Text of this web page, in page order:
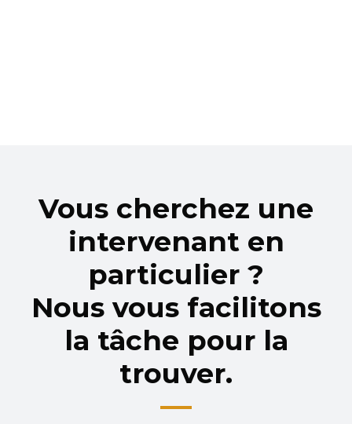
Vous cherchez une
intervenant en
particulier ?
Nous vous facilitons
la tâche pour la
trouver.